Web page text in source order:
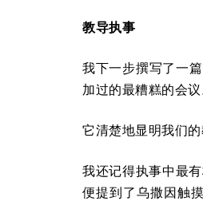
教导执事
我下一步撰写了一
加过的最糟糕的会议
它清楚地显明我们
我还记得执事中最
便提到了乌撒因触